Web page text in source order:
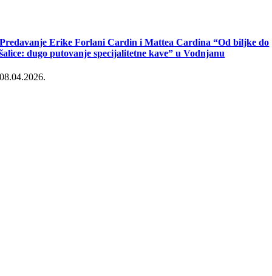
Predavanje Erike Forlani Cardin i Mattea Cardina “Od biljke do
šalice: dugo putovanje specijalitetne kave” u Vodnjanu
08.04.2026.